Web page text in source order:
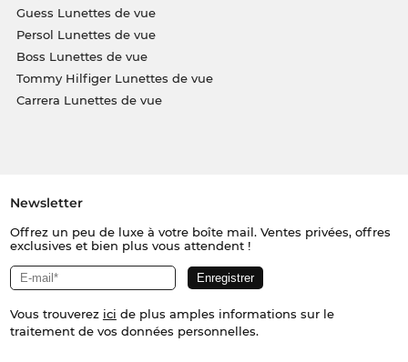
Guess Lunettes de vue
Persol Lunettes de vue
Boss Lunettes de vue
Tommy Hilfiger Lunettes de vue
Carrera Lunettes de vue
Newsletter
Offrez un peu de luxe à votre boîte mail. Ventes privées, offres
exclusives et bien plus vous attendent !
Vous trouverez ici de plus amples informations sur le
traitement de vos données personnelles.